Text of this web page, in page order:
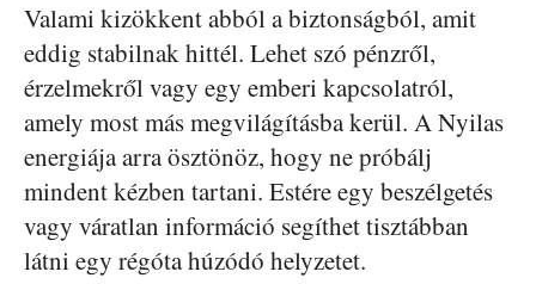
Valami kizökkent abból a biztonságból, amit
eddig stabilnak hittél. Lehet szó pénzről,
érzelmekről vagy egy emberi kapcsolatról,
amely most más megvilágításba kerül. A Nyilas
energiája arra ösztönöz, hogy ne próbálj
mindent kézben tartani. Estére egy beszélgetés
vagy váratlan információ segíthet tisztábban
látni egy régóta húzódó helyzetet.